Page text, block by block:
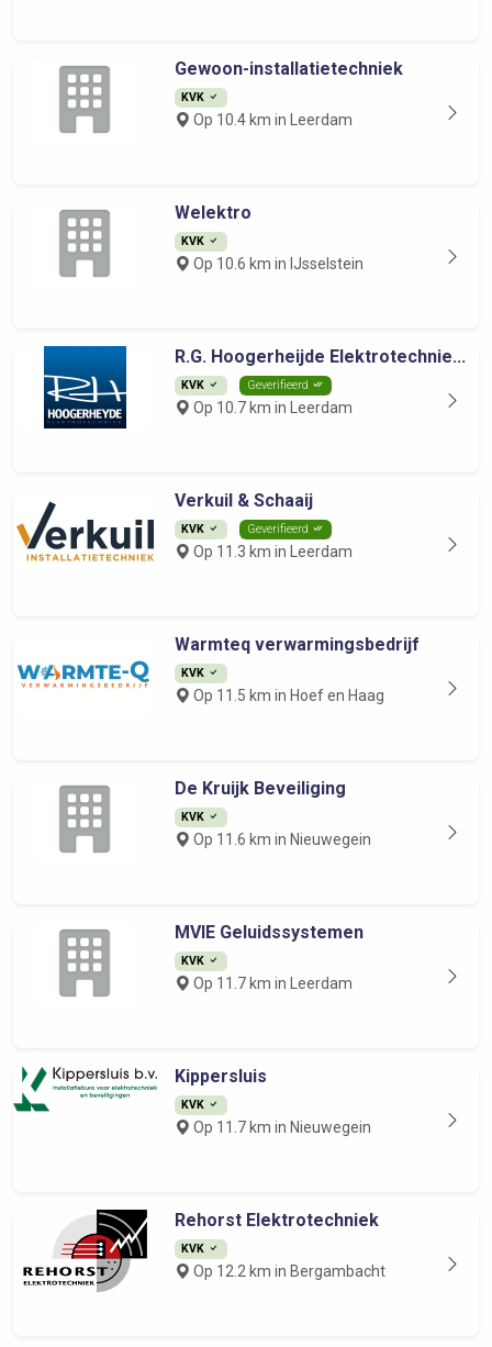
Gewoon-installatietechniek
KVK
Op 10.4 km in Leerdam
Welektro
KVK
Op 10.6 km in IJsselstein
R.G. Hoogerheijde Elektrotechnie...
KVK Geverifieerd
Op 10.7 km in Leerdam
Verkuil & Schaaij
KVK Geverifieerd
Op 11.3 km in Leerdam
Warmteq verwarmingsbedrijf
KVK
Op 11.5 km in Hoef en Haag
De Kruijk Beveiliging
KVK
Op 11.6 km in Nieuwegein
MVIE Geluidssystemen
KVK
Op 11.7 km in Leerdam
Kippersluis
KVK
Op 11.7 km in Nieuwegein
Rehorst Elektrotechniek
KVK
Op 12.2 km in Bergambacht